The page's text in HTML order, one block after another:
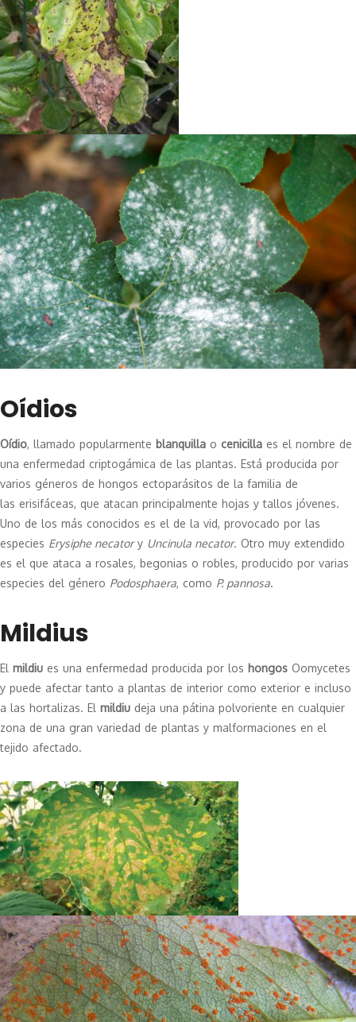
Oídios
Oídio, llamado popularmente blanquilla o cenicilla es el nombre de
una enfermedad criptogámica de las plantas. Está producida por
varios géneros de hongos ectoparásitos de la familia de
las erisifáceas, que atacan principalmente hojas y tallos jóvenes.
Uno de los más conocidos es el de la vid, provocado por las
especies Erysiphe necatory Uncinula necator. Otro muy extendido
es el que ataca a rosales, begonias o robles, producido por varias
especies del género Podosphaera, como P. pannosa.
Mildius
El mildiu es una enfermedad producida por los hongos Oomycetes
y puede afectar tanto a plantas de interior como exterior e incluso
a las hortalizas. El mildiu deja una pátina polvoriente en cualquier
zona de una gran variedad de plantas y malformaciones en el
tejido afectado.